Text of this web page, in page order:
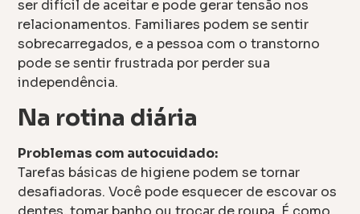
ser difícil de aceitar e pode gerar tensão nos
relacionamentos. Familiares podem se sentir
sobrecarregados, e a pessoa com o transtorno
pode se sentir frustrada por perder sua
independência.
Na rotina diária
Problemas com autocuidado:
Tarefas básicas de higiene podem se tornar
desafiadoras. Você pode esquecer de escovar os